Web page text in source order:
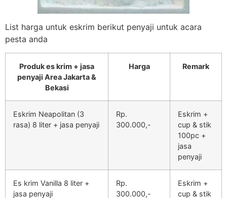
List harga untuk eskrim berikut penyaji untuk acara
pesta anda
Produk es krim + jasa
penyaji Area Jakarta &
Bekasi
Harga Remark
Eskrim Neapolitan (3
rasa) 8 liter + jasa penyaji
Rp.
300.000,-
Eskrim +
cup & stik
100pc +
jasa
penyaji
Es krim Vanilla 8 liter +
jasa penyaji
Rp.
300.000,-
Eskrim +
cup & stik